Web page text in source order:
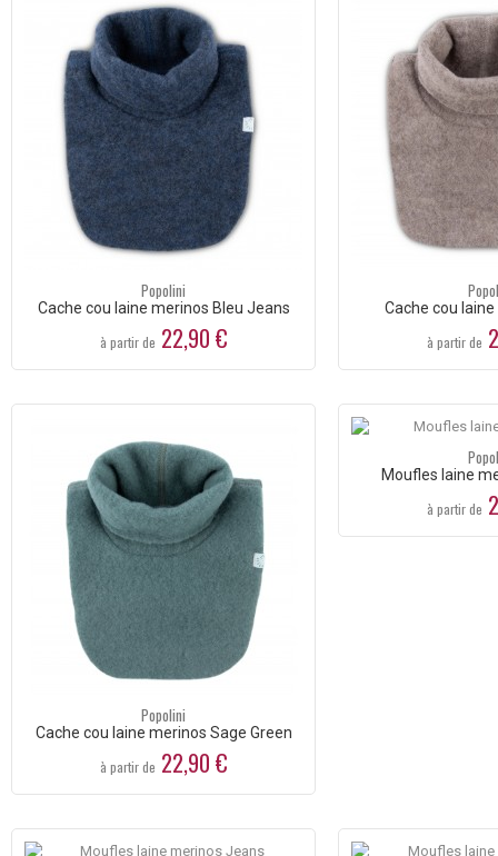
Popolini
Cache cou laine merinos Bleu Jeans
à partir de 22,90 €
Cache cou
à partir de
Popolini
Cache cou laine merinos Sage Green
à partir de 22,90 €
Moufles laine
à partir de